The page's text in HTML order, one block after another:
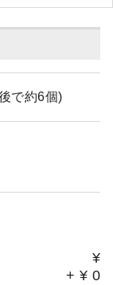
で約6個)
¥
+ ¥ 0